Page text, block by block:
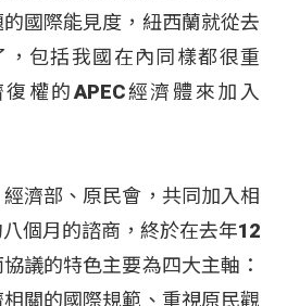
國際能見度，紐西蘭就從去
包括我國在內同樣都很重
權的APEC經濟體來加入
濟部、原民會，共同加入相
個月的諮商，終於在去年12
議的特色主要為四大主軸：
關的國際規範、重視原民觀